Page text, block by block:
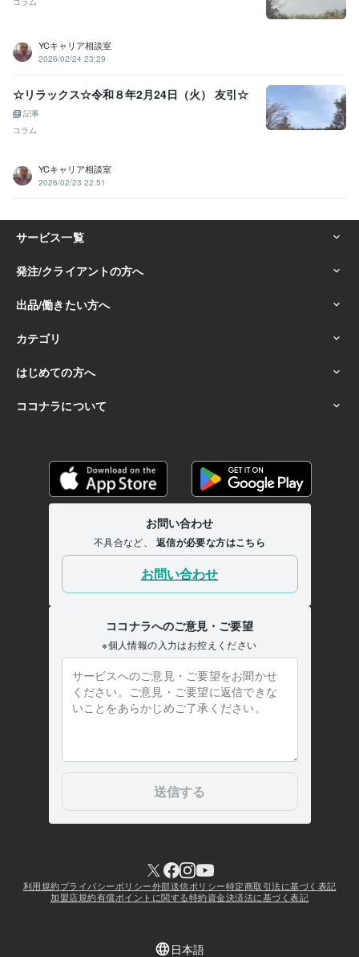
YCキャリア相談室
2026/02/24 23:29
☆リラックス☆令和８年2月24日（火） 友引☆
記事
コラム
YCキャリア相談室
2026/02/23 22:51